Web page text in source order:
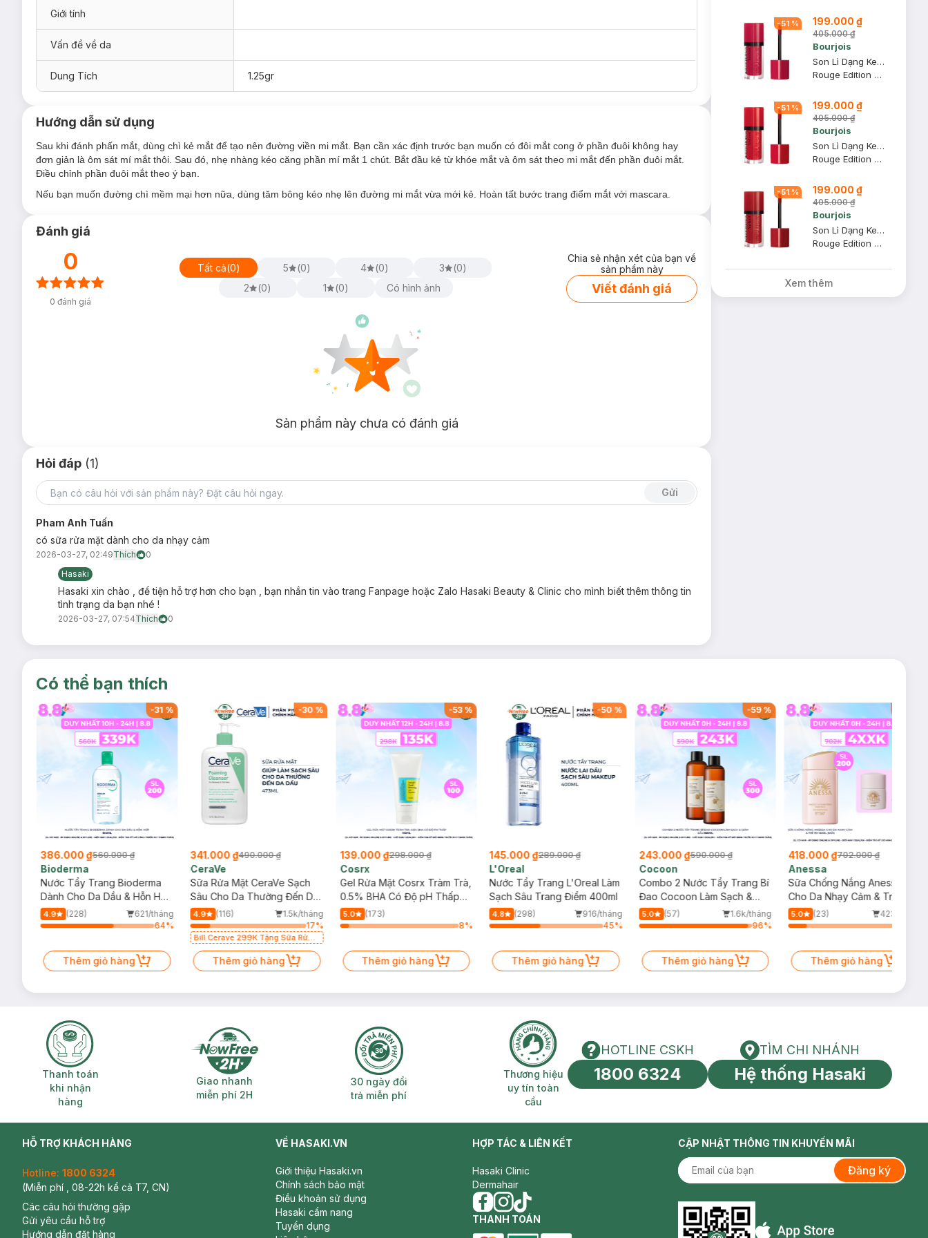
54 Ultra Black
56 Blue It Yourself
Công dụng:
Nhiều màu sắc đa dạng sẽ là sản phẩm lý tưởng để bạn hoàn thiện bước trang điểm mắt.
Với công thức đặc biệt, bạn sẽ dễ dàng có được các đường kẻ chính xác nhất.
Có độ bền màu, lâu trôi và khả năng chống thấm nước cao.
Bảo quản:
Đậy nắp kín sau khi sử dụng.
Dung tích:1.25g
Thương hiệu:
Xuất xứ:Pháp
Giới tính
Vấn đề về da
Dung Tích 1.25gr
Hướng dẫn sử dụng
Sau khi đánh phấn mắt, dùng chì kẻ mắt để tạo nên đường viền mi mắt. Bạn cần xác định trước bạn muốn có đôi mắt cong ở phần đuôi không hay
đơn giản là ôm sát mí mắt thôi. Sau đó, nhẹ nhàng kéo căng phần mí mắt 1 chút. Bắt đầu kẻ từ khóe mắt và ôm sát theo mi mắt đến phần đuôi mắt.
Điều chỉnh phần đuôi mắt theo ý bạn.
Nếu bạn muốn đường chì mềm mại hơn nữa, dùng tăm bông kéo nhẹ lên đường mi mắt vừa mới kẻ. Hoàn tất bước trang điểm mắt với mascara.
Đánh giá
0
0 đánh giá
Tất cả(0) 5 (0) 4 (0) 3 (0)
2
(0) 1 (0) Có hình ảnh
Chia sẻ nhận xét của bạn về
sản phẩm này
Viết đánh giá
Sản phẩm này chưa có đánh giá
Hỏi đáp (1)
Gửi
Pham Anh Tuấn
có sữa rửa mặt dành cho da nhạy cảm
2026-03-27, 02:49Thích
0
Hasaki
Hasaki xin chào , để tiện hỗ trợ hơn cho bạn , bạn nhắn tin vào trang Fanpage hoặc Zalo Hasaki Beauty & Clinic cho mình biết thêm thông tin
tình trạng da bạn nhé !
2026-03-27, 07:54Thích 0
-51 % 199.000 ₫
405.000 ₫
Bourjois
Son Lì Dạng Kem Bourjois Màu Hồng 02 Frambourjoise 7.7ml
Rouge Edition Velvet
-51 % 199.000 ₫
405.000 ₫
Bourjois
Son Lì Dạng Kem Bourjois Màu Đỏ 03 Hot Pepper 7.7ml
Rouge Edition Velvet
-51 % 199.000 ₫
405.000 ₫
Bourjois
Son Lì Dạng Kem Bourjois Màu Đỏ 01 Personne Ne Rouge 7.7ml
Rouge Edition Velvet
Xem thêm
Có thể bạn thích
-31 %
386.000 ₫560.000 ₫
Bioderma
Nước Tẩy Trang Bioderma
Dành Cho Da Dầu & Hỗn Hợp
500ml
4.9 (228)
621/tháng
64%
Thêm giỏ hàng
-30 %
341.000 ₫490.000 ₫
CeraVe
Sữa Rửa Mặt CeraVe Sạch
Sâu Cho Da Thường Đến Da
Dầu 473ml
4.9 (116)
1.5k/tháng
17%
Bill Cerave 299K Tặng Sữa Rửa
Thêm giỏ hàng
-53%
139.000 ₫298.000 ₫
Cosrx
Gel Rửa Mặt Cosrx Tràm Trà,
0.5% BHA Có Độ pH Thấp
150ml
5.0
(173)
8%
Thêm giỏ hàng
-50 %
145.000 ₫289.000 ₫
L'Oreal
Nước Tẩy Trang L'Oreal Làm
Sạch Sâu Trang Điểm 400ml
4.8 (298)
916/tháng
45%
Thêm giỏ hàng
-59%
243.000 ₫590.000 ₫
Cocoon
Combo 2 Nước Tẩy Trang Bí
Đao Cocoon Làm Sạch &
Giảm Dầu 500ml
5.0 (57)
1.6k/tháng
96%
Thêm giỏ hàng
418.000 ₫702.000 ₫
Anessa
Sữa Chống Nắng Anessa
Cho Da Nhạy Cảm & Trẻ Em
60ml (Mới)
5.0 (23)
423/tháng
Thêm giỏ hàng
Thanh toán khi nhận hàng
Thanh toán
khi nhận
hàng
Giao nhanh miễn phí 2H
Giao nhanh
miễn phí 2H
30 ngày đổi trả miễn phí
30 ngày đổi
trả miễn phí
Thương hiệu uy tín toàn cầu
Thương hiệu
uy tín toàn
cầu
HOTLINE CSKH
HOTLINE CSKH
1800 6324
Tìm chi nhánh
TÌM CHI NHÁNH
Hệ thống Hasaki
HỖ TRỢ KHÁCH HÀNG
Hotline: 1800 6324
(Miễn phí , 08-22h kể cả T7, CN)
Các câu hỏi thường gặp
Gửi yêu cầu hỗ trợ
Hướng dẫn đặt hàng
VỀ HASAKI.VN
Giới thiệu Hasaki.vn
Chính sách bảo mật
Điều khoản sử dụng
Hasaki cẩm nang
Tuyển dụng
HỢP TÁC & LIÊN KẾT
Hasaki Clinic
Dermahair
facebook
instagram
tiktok
THANH TOÁN
CẬP NHẬT THÔNG TIN KHUYẾN MÃI
Đăng ký